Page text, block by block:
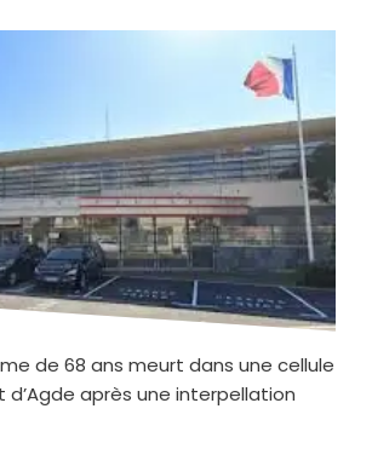
de 68 ans meurt dans une cellule
après une interpellation